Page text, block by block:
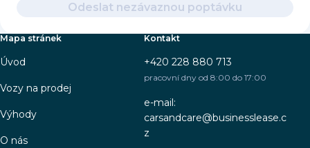
Odeslat nezávaznou poptávku
Mapa stránek
Úvod
Vozy na prodej
Výhody
O nás
Kontakt
+420 228 880 713
pracovní dny od 8:00 do 17:00
e-mail:
carsandcare@businesslease.c
z